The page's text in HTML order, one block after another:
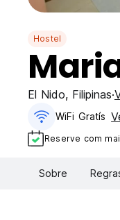
Hostel
El Nido, Filipinas
WiFi Gratís
Reserve com
Sobre